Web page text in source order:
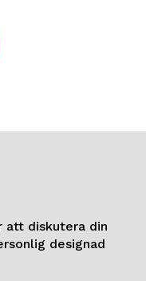
diskutera din
designad